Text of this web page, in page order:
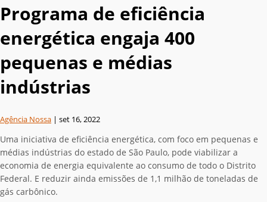
Programa de eficiência
energética engaja 400
pequenas e médias
indústrias
Agência Nossa | set 16, 2022
Uma iniciativa de eficiência energética, com foco em pequenas e
médias indústrias do estado de São Paulo, pode viabilizar a
economia de energia equivalente ao consumo de todo o Distrito
Federal. E reduzir ainda emissões de 1,1 milhão de toneladas de
gás carbônico.